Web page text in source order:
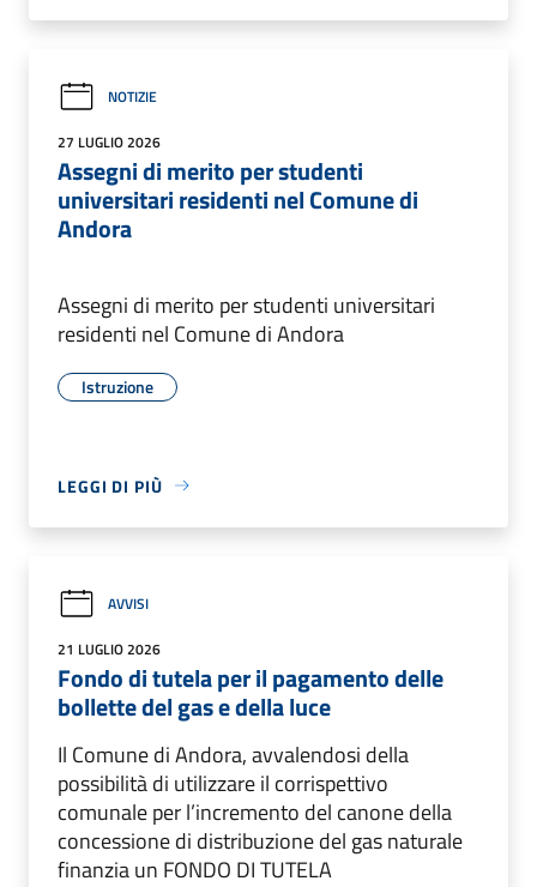
NOTIZIE
27 LUGLIO 2026
Assegni di merito per studenti
universitari residenti nel Comune di
Andora
Assegni di merito per studenti universitari
residenti nel Comune di Andora
Istruzione
LEGGI DI PIÙ
AVVISI
21 LUGLIO 2026
Fondo di tutela per il pagamento delle
bollette del gas e della luce
Il Comune di Andora, avvalendosi della
possibilità di utilizzare il corrispettivo
comunale per l’incremento del canone della
concessione di distribuzione del gas naturale
finanzia un FONDO DI TUTELA